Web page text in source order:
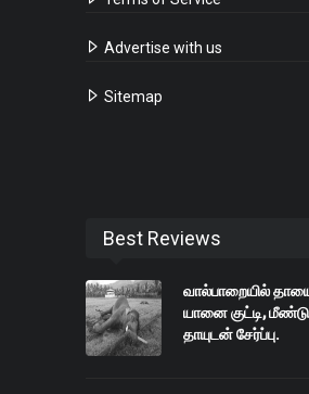
Advertise with us
Sitemap
Best Reviews
வால்பாறையில் தாயை
யானை குட்டி,
தாயுடன் சேர்ப்பு.